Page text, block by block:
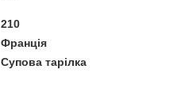
210
Франція
Супова тарілка